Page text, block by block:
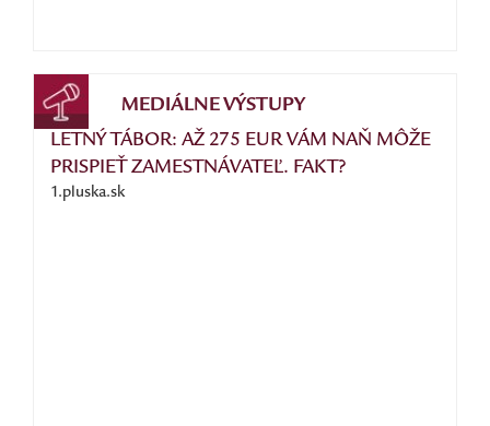
MEDIÁLNE VÝSTUPY
LETNÝ TÁBOR: AŽ 275 EUR VÁM NAŇ MÔŽE
PRISPIEŤ ZAMESTNÁVATEĽ. FAKT?
1.pluska.sk